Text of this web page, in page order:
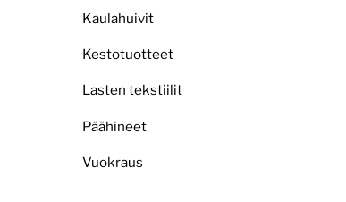
Kaulahuivit
Kestotuotteet
Lasten tekstiilit
Päähineet
Vuokraus